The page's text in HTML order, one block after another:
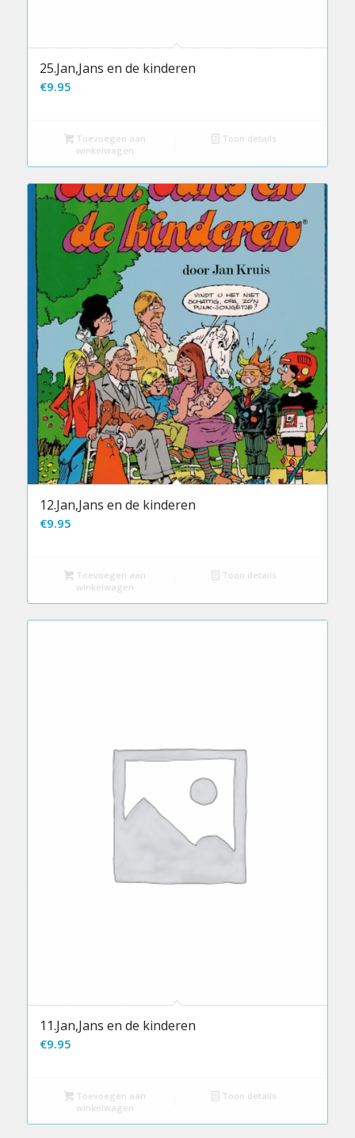
25.Jan,Jans en de kinderen
€9.95
Toevoegen aan
winkelwagen
Toon details
12.Jan,Jans en de kinderen
€9.95
Toevoegen aan
winkelwagen
Toon details
11.Jan,Jans en de kinderen
€9.95
Toevoegen aan
winkelwagen
Toon details